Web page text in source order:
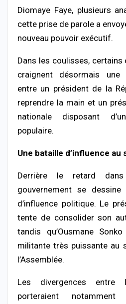
Diomaye Faye, plusieurs
cette prise de parole a
nouveau pouvoir exécutif.
Dans les coulisses,
craignent désormais une
entre un président de la
reprendre la main et un
nationale disposant
populaire.
Une bataille d’influence au
Derrière le retard
gouvernement se
d’influence politique. Le
tente de consolider son
tandis qu’Ousmane
militante très puissante au
l’Assemblée.
Les divergences entre
porteraient